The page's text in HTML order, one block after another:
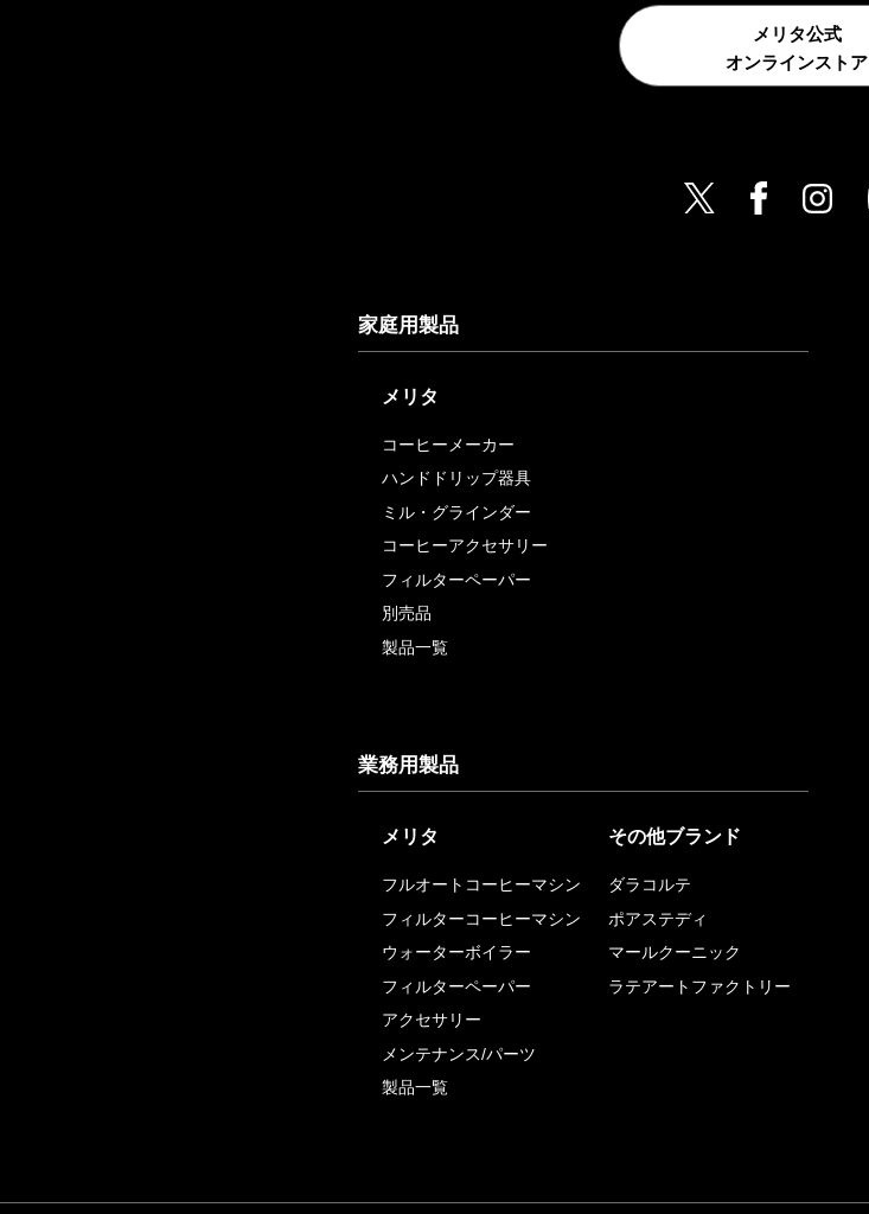
メリタ公式
オンラインストア
家庭用製品
メリタ
コーヒーメーカー
ハンドドリップ器具
ミル・グラインダー
コーヒーアクセサリー
フィルターペーパー
別売品
製品一覧
業務用製品
メリタ
フルオートコーヒーマシン
フィルターコーヒーマシン
ウォーターボイラー
フィルターペーパー
アクセサリー
メンテナンス/パーツ
製品一覧
その他ブランド
ダラコルテ
ポアステディ
マールクーニック
ラテアートファクトリー